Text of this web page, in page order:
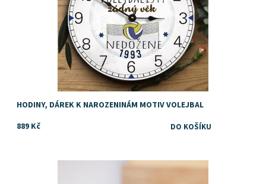
HODINY, DÁREK K NAROZENINÁM MOTIV VOLEJBAL
889 Kč
Dostupnost: Skladem